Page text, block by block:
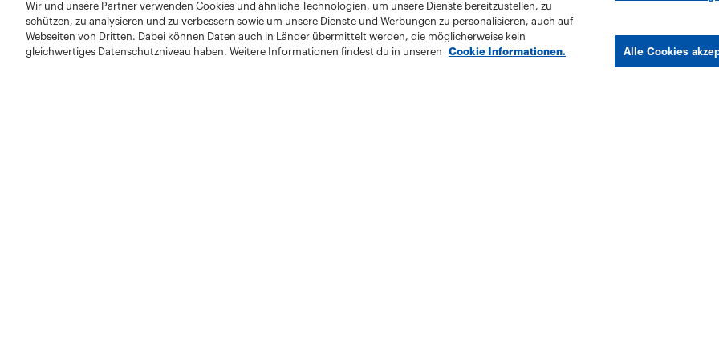
Wir und unsere Partner verwenden Cookies und ähnliche Technologien, um unsere Dienste bereitzustellen, zu
schützen, zu analysieren und zu verbessern sowie um unsere Dienste und Werbungen zu personalisieren, auch auf
Webseiten von Dritten. Dabei können Daten auch in Länder übermittelt werden, die möglicherweise kein
gleichwertiges Datenschutzniveau haben. Weitere Informationen findest du in unseren
Cookie Informationen. Alle Cookies